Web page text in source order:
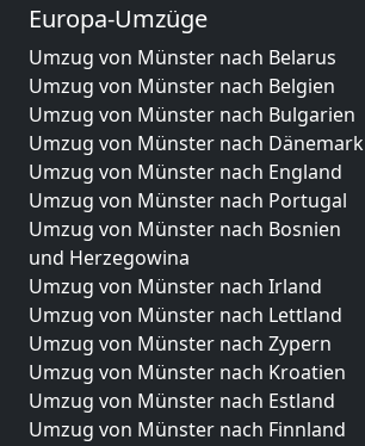
Europa-Umzüge
Umzug von Münster nach Belarus
Umzug von Münster nach Belgien
Umzug von Münster nach Bulgarien
Umzug von Münster nach Dänemark
Umzug von Münster nach England
Umzug von Münster nach Portugal
Umzug von Münster nach Bosnien
und Herzegowina
Umzug von Münster nach Irland
Umzug von Münster nach Lettland
Umzug von Münster nach Zypern
Umzug von Münster nach Kroatien
Umzug von Münster nach Estland
Umzug von Münster nach Finnland